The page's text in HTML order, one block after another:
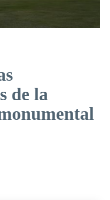
de la